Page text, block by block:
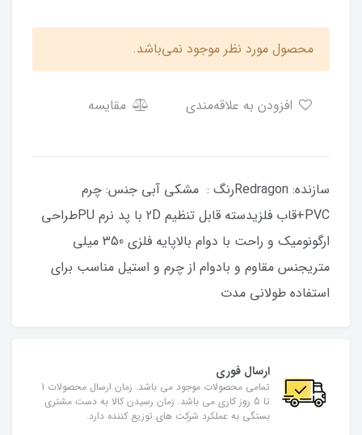
محصول مورد نظر موجود نمی‌باشد.
مقایسه
سازنده: Redragonرنگ : مشکی آبی جنس: چرم
PVC+قاب فلزیدسته قابل تنظیم 2D با پد نرم PUطراحی
ارگونومیک و راحت با دوام بالاپایه فلزی 350 میلی
متریجنس مقاوم و بادوام از چرم و استیل مناسب برای
استفاده طولانی مدت
ارسال فوری
تمامی محصولات موجود می باشد. زمان ارسال محصولات 1
تا 5 روز کاری می باشد. زمان رسیدن کالا به دست مشتری
بستگی به عملکرد شرکت های توزیع کننده دارد.